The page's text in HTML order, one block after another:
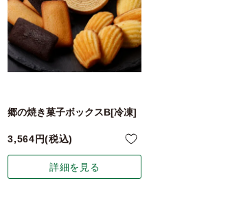
郷の焼き菓子ボックスB[冷凍]
3,564 税込
詳細を見る